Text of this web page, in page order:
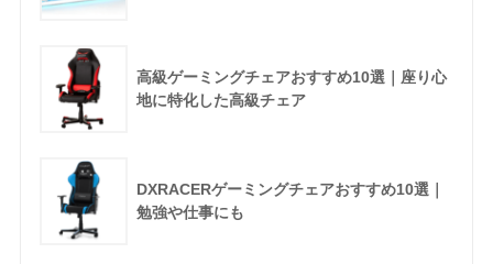
高級ゲーミングチェアおすすめ10選｜座り心
地に特化した高級チェア
DXRACERゲーミングチェアおすすめ10選｜
勉強や仕事にも